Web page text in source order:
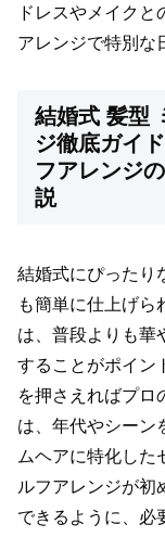
ドレスやメイク
アレンジで特別な
結婚式 髪型
ジ徹底ガイ
フアレンジ
説
結婚式にぴったり
も簡単に仕上げら
は、普段よりも華
することがポイン
を押さえればプロ
は、年代やシーン
ムヘアに特化した
ルフアレンジが初
できるように、必